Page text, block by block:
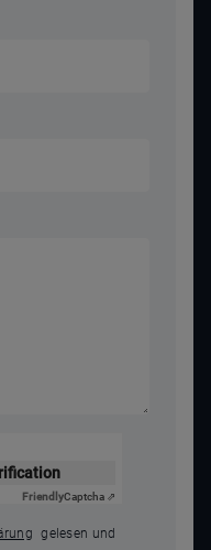
FriendlyCaptcha ⇗
gelesen und